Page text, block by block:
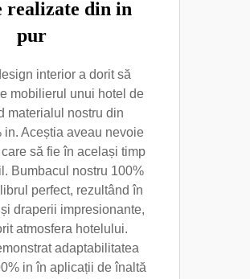
realizate din in
pur
interior a dorit să
mobilierul unui hotel de
materialul nostru din
in. Aceștia aveau nevoie
să fie în același timp
Bumbacul nostru 100%
perfect, rezultând în
draperii impresionante,
atmosfera hotelului.
adaptabilitatea
in în aplicații de înaltă